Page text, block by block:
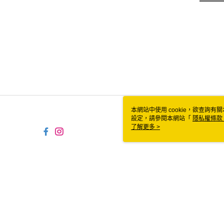
本網站中使用 cookie，欲查詢有
設定，請參閱本網站「 隱私權條款
使用 cookie。
了解更多 >